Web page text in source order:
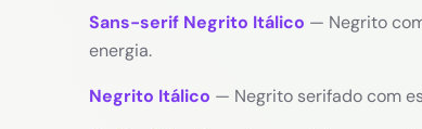
Sans-serif Negrito Itálico — Negrito
energia.
Negrito Itálico — Negrito serifado com